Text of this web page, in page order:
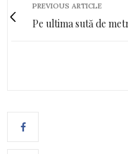
PREVIOUS ARTICLE
Pe ultima sută de